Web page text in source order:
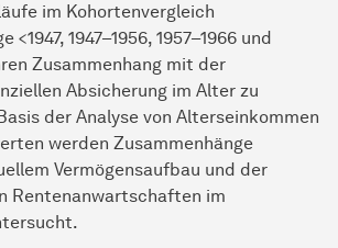
im Kohortenvergleich
1947–1956, 1957–1966 und
Zusammenhang mit der
Absicherung im Alter zu
der Analyse von Alterseinkommen
werden Zusammenhänge
Vermögensaufbau und der
Rentenanwartschaften im